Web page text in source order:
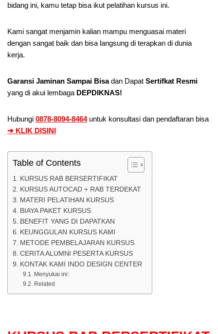
bidang ini, kamu tetap bisa ikut pelatihan kursus ini.
Kami sangat menjamin kalian mampu menguasai materi
dengan sangat baik dan bisa langsung di terapkan di dunia
kerja.
Garansi Jaminan Sampai Bisadan Dapat Sertifkat Resmi
yang di akui lembaga DEPDIKNAS!
Hubungi 0878-8094-8464untuk konsultasi dan pendaftaran bisa
➔ KLIK DISINI
Table of Contents
KURSUS RAB BERSERTIFIKAT
KURSUS AUTOCAD + RAB TERDEKAT
MATERI PELATIHAN KURSUS
BIAYA PAKET KURSUS
BENEFIT YANG DI DAPATKAN
KEUNGGULAN KURSUS KAMI
METODE PEMBELAJARAN KURSUS
CERITA ALUMNI PESERTA KURSUS
KONTAK KAMI INDO DESIGN CENTER
Menyukai ini:
Related